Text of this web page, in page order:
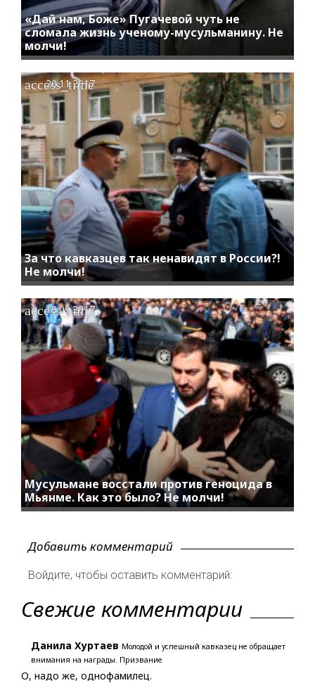
«Дай нам, Боже» Пугачевой чуть не
сломала жизнь ученому-мусульманину. Не
молчи!
За что кавказцев так ненавидят в России?!
Не молчи!
access_time
20.11.2017
Мусульмане восстали против геноцида в
Мьянме. Как это было? Не молчи!
access_time
19.09.2017
Добавить комментарий
Войдите, чтобы оставить комментарий:
Свежие комментарии
Данила Хуртаев Молодой и успешный кавказец не обращает
внимания на награды. Призвание
О, надо же, однофамилец.